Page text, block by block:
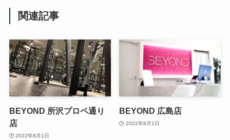
関連記事
BEYOND 所沢プロペ通り
店
2022年8月1日
BEYOND 広島店
2022年8月1日